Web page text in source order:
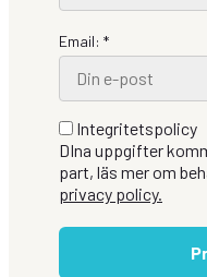
Email: *
Integritetspolicy
DIna uppgifter
part, läs mer om
privacy policy.